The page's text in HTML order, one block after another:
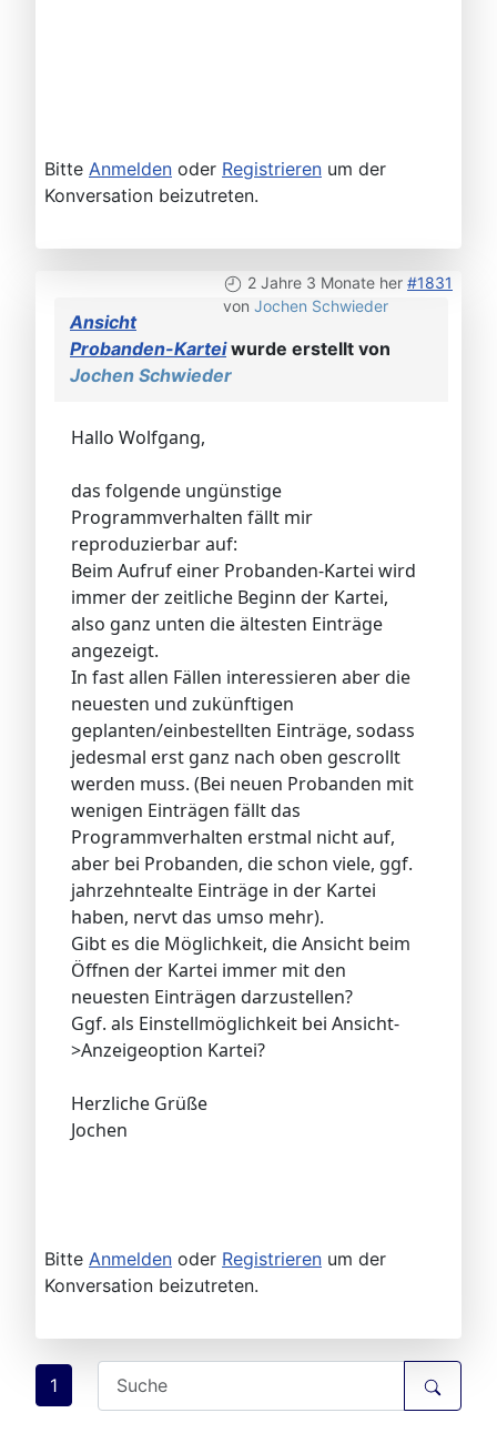
Bitte Anmelden oder Registrieren um der
Konversation beizutreten.
2 Jahre 3 Monate her #1831
von Jochen Schwieder
Ansicht
Probanden-Karteiwurde erstellt von
Jochen Schwieder
Hallo Wolfgang,
das folgende ungünstige
Programmverhalten fällt mir
reproduzierbar auf:
Beim Aufruf einer Probanden-Kartei wird
immer der zeitliche Beginn der Kartei,
also ganz unten die ältesten Einträge
angezeigt.
In fast allen Fällen interessieren aber die
neuesten und zukünftigen
geplanten/einbestellten Einträge, sodass
jedesmal erst ganz nach oben gescrollt
werden muss. (Bei neuen Probanden mit
wenigen Einträgen fällt das
Programmverhalten erstmal nicht auf,
aber bei Probanden, die schon viele, ggf.
jahrzehntealte Einträge in der Kartei
haben, nervt das umso mehr).
Gibt es die Möglichkeit, die Ansicht beim
Öffnen der Kartei immer mit den
neuesten Einträgen darzustellen?
Ggf. als Einstellmöglichkeit bei Ansicht-
>Anzeigeoption Kartei?
Herzliche Grüße
Jochen
Bitte Anmelden oder Registrieren um der
Konversation beizutreten.
1